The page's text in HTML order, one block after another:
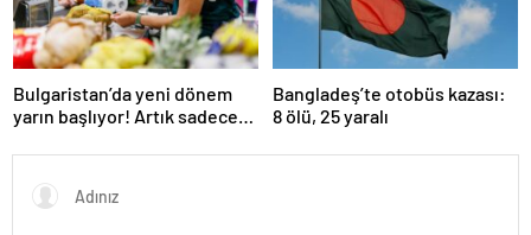
Bulgaristan’da yeni dönem
yarın başlıyor! Artık sadece
Bangladeş’te otobüs kazası:
8 ölü, 25 yaralı